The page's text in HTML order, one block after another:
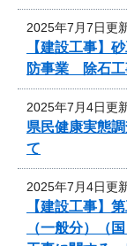
2025年7月7日更
【建設工事】
防事業 除石工
2025年7月4日更
県民健康実態
て
2025年7月4日更
【建設工事】
（一般分）（